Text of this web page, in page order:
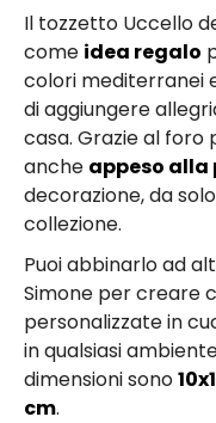
Il tozzetto Uccello
come idea regalo
colori mediterranei
di aggiungere
casa. Grazie al foro
anche appeso alla
decorazione, da
collezione.
Puoi abbinarlo ad
Simone per creare
personalizzate in
in qualsiasi
dimensioni sono
cm.